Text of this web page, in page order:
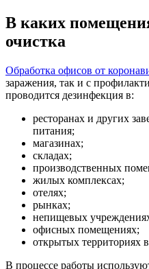
В каких
очистка
Обработка офисов от
заражения, так и с
проводится дезинфекция в:
ресторанах и других
питания;
магазинах;
складах;
производственных
жилых комплексах;
отелях;
рынках;
непищевых
офисных помещениях;
открытых территориях
В процессе работы